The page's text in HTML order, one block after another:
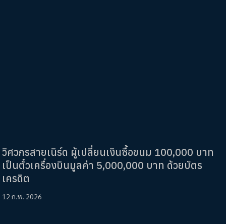
วิศวกรสายเนิร์ด ผู้เปลี่ยนเงินซื้อขนม 100,000 บาท
เป็นตั๋วเครื่องบินมูลค่า 5,000,000 บาท ด้วยบัตร
เครดิต
12 ก.พ. 2026